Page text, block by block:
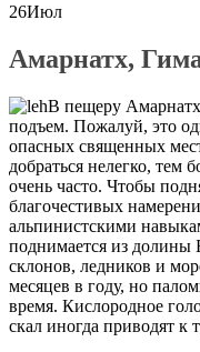
26Июл
Амарнатх,
В пещеру
подъем. Пожалуй, это
опасных священных
добраться нелегко, тем
очень часто. Чтобы
благочестивых
альпинистскими
поднимается из долины
склонов, ледников и
месяцев в году, но
время. Кислородное
скал иногда приводят к